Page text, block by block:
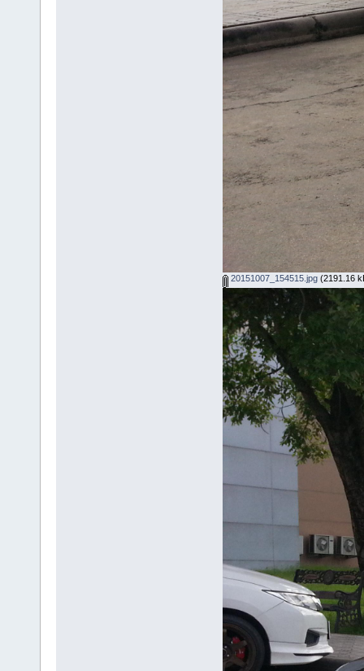
20151007_154515.jpg(2191.16